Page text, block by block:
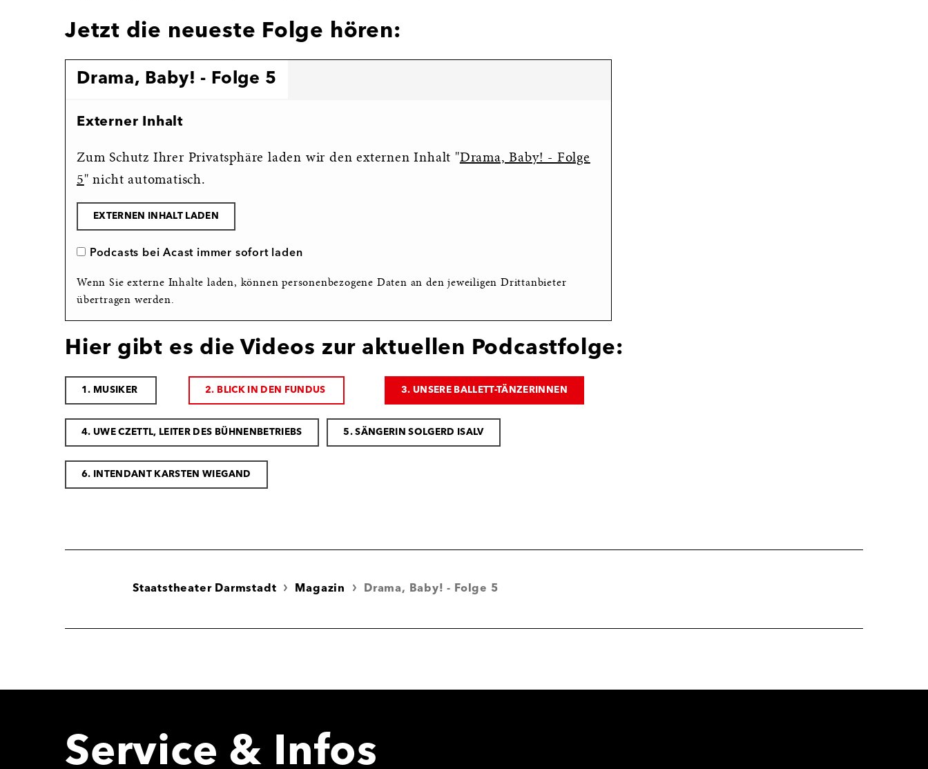
Jetzt die neueste Folge hören:
Drama, Baby! - Folge 5
Externer Inhalt
Zum Schutz Ihrer Privatsphäre laden wir den externen Inhalt "Drama, Baby! - Folge
5" nicht automatisch.
EXTERNEN INHALT LADEN
Podcasts bei Acast immer sofort laden
Wenn Sie externe Inhalte laden, können personenbezogene Daten an den jeweiligen Drittanbieter
übertragen werden.
Hier gibt es die Videos zur aktuellen Podcastfolge:
1. MUSIKER 2. BLICK IN DEN FUNDUS 3. UNSERE BALLETT-TÄNZERINNEN
4. UWE CZETTL, LEITER DES BÜHNENBETRIEBS 5. SÄNGERIN SOLGERD ISALV
6. INTENDANT KARSTEN WIEGAND
Staatstheater Darmstadt Magazin Drama, Baby! - Folge 5
Service & Infos